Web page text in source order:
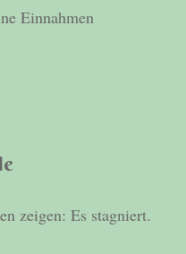
Einnahmen
zeigen: Es stagniert.